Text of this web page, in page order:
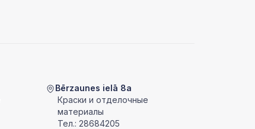
Bērzaunes ielā 8a
Краски и отделочные
материалы
Тел.: 28684205